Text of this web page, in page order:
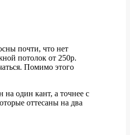
почти, что нет
потолок от 250р.
Помимо этого
на один кант, а точнее с
оттесаны на два